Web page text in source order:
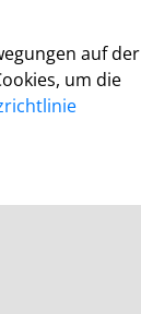
auf der
um die